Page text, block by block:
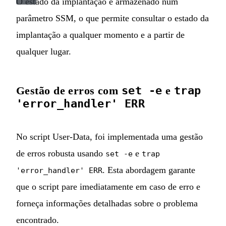
parâmetro SSM, o que permite consultar o estado da
implantação a qualquer momento e a partir de
qualquer lugar.
Gestão de erros com set -e e trap
'error_handler' ERR
No script User-Data, foi implementada uma gestão
de erros robusta usando set -e e trap
'error_handler' ERR. Esta abordagem garante
que o script pare imediatamente em caso de erro e
forneça informações detalhadas sobre o problema
encontrado.